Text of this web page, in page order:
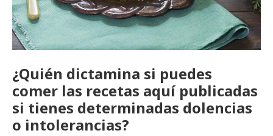
¿Quién dictamina si puedes
comer las recetas aquí publicadas
si tienes determinadas dolencias
o intolerancias?